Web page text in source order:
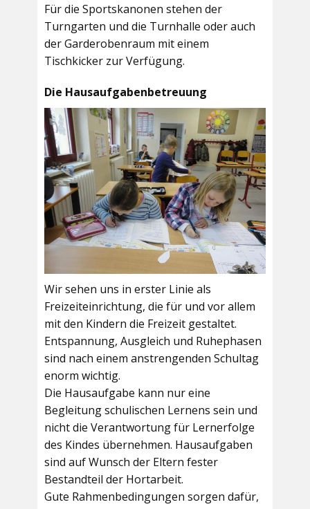
Für die Sportskanonen stehen der
Turngarten und die Turnhalle oder auch
derGarderobenraum mit einem
Tischkicker zur Verfügung.
Die Hausaufgabenbetreuung
Wir sehen uns in erster Linie als
Freizeiteinrichtung, die für und vor allem
mit den Kindern die Freizeit gestaltet.
Entspannung, Ausgleich und Ruhephasen
sind nach einem anstrengenden Schultag
enorm wichtig.
Die Hausaufgabe kann nur eine
Begleitung schulischen Lernens sein und
nicht die Verantwortung für Lernerfolge
des Kindes übernehmen. Hausaufgaben
sind auf Wunsch der Eltern fester
Bestandteil der Hortarbeit.
Gute Rahmenbedingungen sorgen dafür,